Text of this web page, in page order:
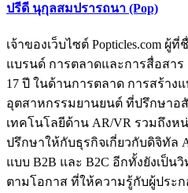
ปรีดี นุกุลสมปรารถนา (Pop)
เจ้าของเว็บไซต์ Popticles.com
แบรนด์ การตลาดและการสื่อสา
17 ปี ในด้านการตลาด การสร้าง
อุตสาหกรรมยานยนต์ ที่ปรึกษาอสั
เทคโนโลยีด้าน AR/VR รวมถึงห
ปรึกษาให้กับธุรกิจเกี่ยวกับดิจิทัล
แบบ B2B และ B2C อีกทั้งยังเป็น
ตามโอกาส ที่ให้ความรู้กับผู้ประ